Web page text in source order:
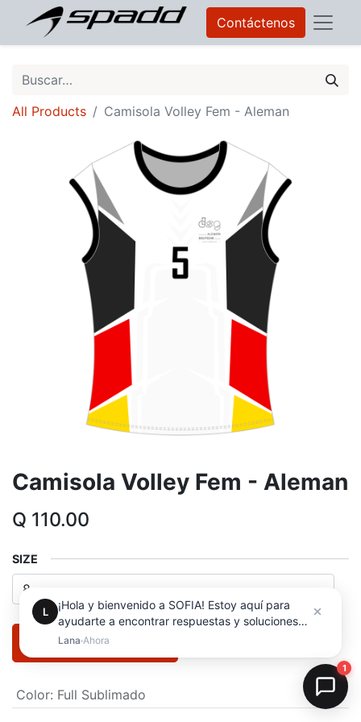
Contáctenos
All Products Camisola Volley Fem - Aleman
Camisola Volley Fem - Aleman
Q 110.00
SIZE
ADD TO CART
Color: Full Sublimado